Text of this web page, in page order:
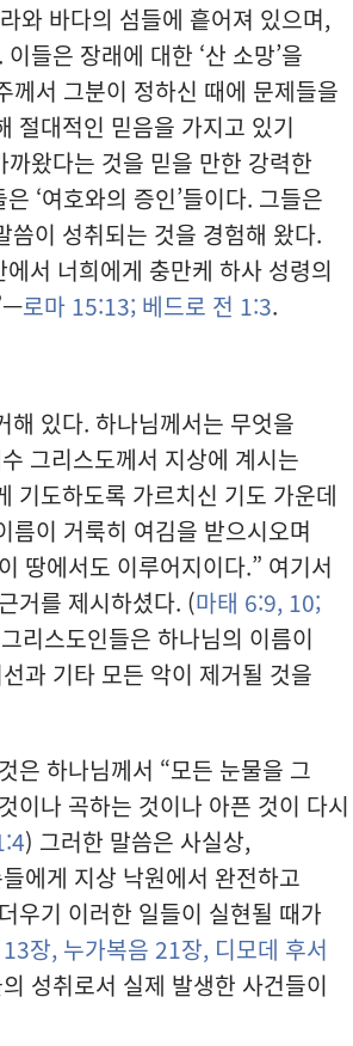
와 바다의 섬들에 흩어져 있으며,
들은 장래에 대한 ‘산 소망’을
께서 그분이 정하신 때에 문제들을
절대적인 믿음을 가지고 있기
왔다는 것을 믿을 만한 강력한
‘여호와의 증인’들이다. 그들은
이 성취되는 것을 경험해 왔다.
서 너희에게 충만케 하사 성령의
로마 15:13; 베드로 전 1:3.
해 있다. 하나님께서는 무엇을
그리스도께서 지상에 계시는
기도하도록 가르치신 기도 가운데
름이 거룩히 여김을 받으시오며
땅에서도 이루어지이다.” 여기서
거를 제시하셨다. (마태 6:9, 10;
리스도인들은 하나님의 이름이
과 기타 모든 악이 제거될 것을
은 하나님께서 “모든 눈물을 그
이나 곡하는 것이나 아픈 것이 다시
) 그러한 말씀은 사실상,
에게 지상 낙원에서 완전하고
우기 이러한 일들이 실현될 때가
장, 누가복음 21장, 디모데 후서
성취로서 실제 발생한 사건들이